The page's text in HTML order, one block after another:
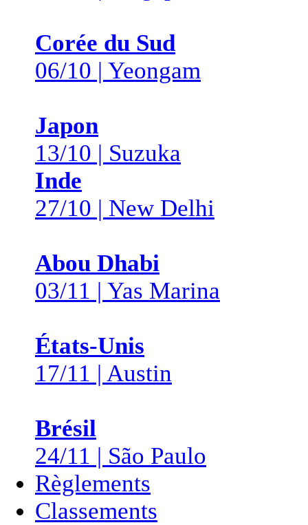
Corée du Sud
06/10 | Yeongam
Japon
13/10 | Suzuka
Inde
27/10 | New Delhi
Abou Dhabi
03/11 | Yas Marina
États-Unis
17/11 | Austin
Brésil
24/11 | São Paulo
Règlements
Classements